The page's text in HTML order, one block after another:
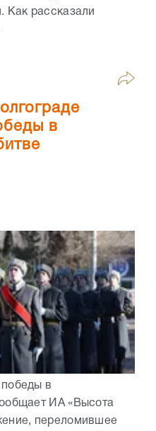
Как рассказали
в
в
ИА «Высота
переломившее